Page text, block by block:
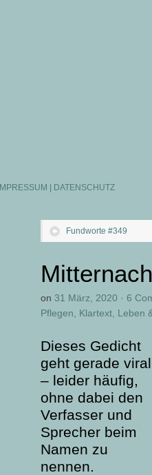
IMPRESSUM | DATENSCHUTZ
Fundworte #349
on 31 März, 2020 · 6
Pflegen, Klartext, Leben
Dieses Gedicht
geht gerade viral
– leider häufig,
ohne dabei den
Verfasser und
Sprecher beim
Namen zu
nennen.